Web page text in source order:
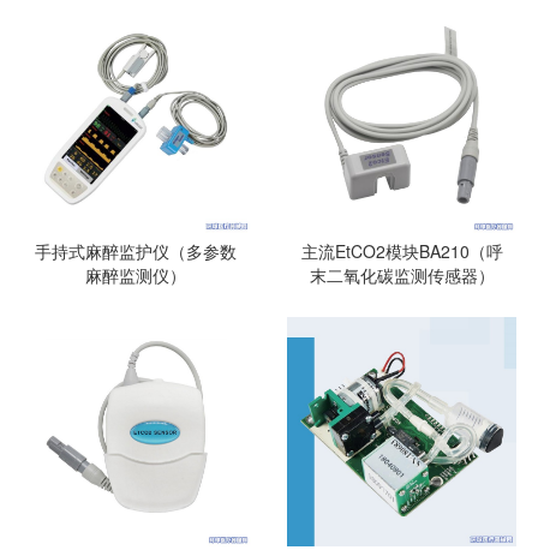
手持式麻醉监护仪（多参数
麻醉监测仪）
主流EtCO2模块BA210（呼
末二氧化碳监测传感器）